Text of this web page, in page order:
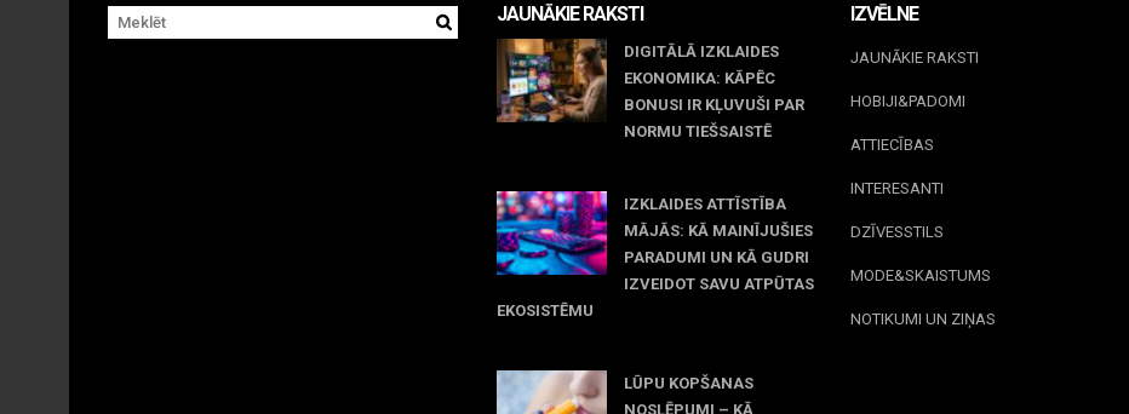
JAUNĀKIE RAKSTI
DIGITĀLĀ IZKLAIDES
EKONOMIKA: KĀPĒC
BONUSI IR KĻUVUŠI PAR
NORMU TIEŠSAISTĒ
IZKLAIDES ATTĪSTĪBA
MĀJĀS: KĀ MAINĪJUŠIES
PARADUMI UN KĀ GUDRI
IZVEIDOT SAVU ATPŪTAS
EKOSISTĒMU
LŪPU KOPŠANAS
NOSLĒPUMI – KĀ
IZVĒLNE
JAUNĀKIE RAKSTI
HOBIJI&PADOMI
ATTIECĪBAS
INTERESANTI
DZĪVESSTILS
MODE&SKAISTUMS
NOTIKUMI UN ZIŅAS